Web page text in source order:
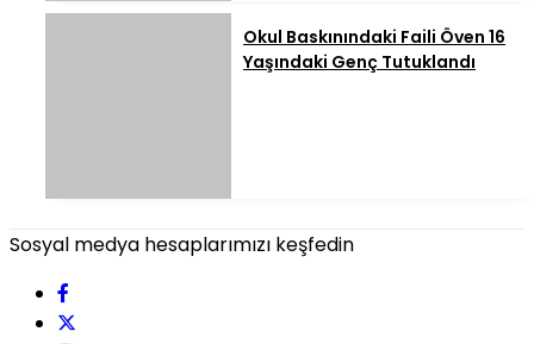
Okul Baskınındaki Faili Öven 16
Yaşındaki Genç Tutuklandı
Sosyal medya hesaplarımızı keşfedin